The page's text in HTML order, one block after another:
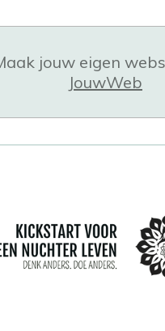
jouw eigen
JouwWeb